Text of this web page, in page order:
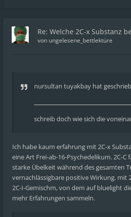
Re: Welche 2C-x Substanz
von ungelesene_bettlektüre
nursultan tuyakbay hat
schreib doch wie sich die
Ich habe kaum erfahrung mit 2C-x
eine Art Frei-ab-16-Psychedelikum. 2C-
starke Übelkeit während des gesamten
vernachlässigbare positive Wirkung. mit
2C-I-Gemischm, von dem auf bluelight
mehr Erfahrungen sammeln.